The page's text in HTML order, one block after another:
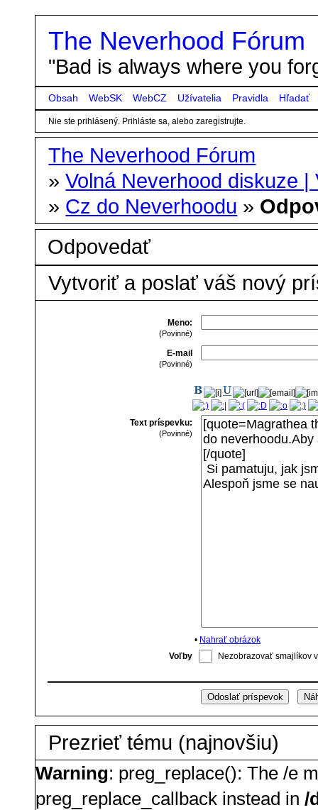
The Neverhood Fórum
"Bad is always where you
Obsah WebSK WebCZ Užívatelia Pravidla Hľadať
Nie ste prihlásený. Prihláste sa, alebo zaregistrujte.
The Neverhood Fórum
»Volná Neverhood diskuze
» Cz do Neverhoodu »
Odpovedať
Vytvoriť a poslať váš nový
Meno:
(Povinné)
E-mail
(Povinné)
Text príspevku:
(Povinné)
• Nahrať obrázok
Voľby
Nezobrazovať smajlíkov
Prezrieť tému (najnovšiu)
Warning: preg_replace(): The /e
preg_replace_callback instead in /